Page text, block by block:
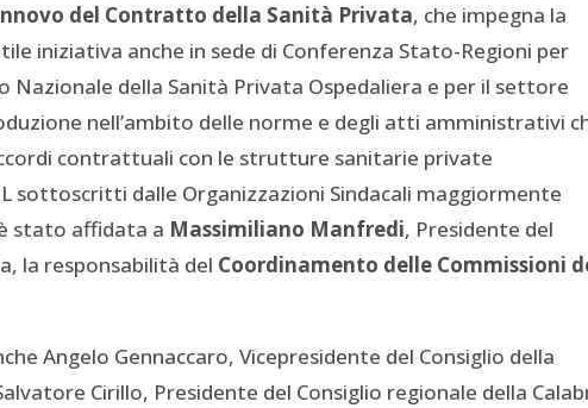
del Contratto della Sanità Privata, che impegna la
iniziativa anche in sede di Conferenza Stato-Regioni per
della Sanità Privata Ospedaliera e per il settore
nell’ambito delle norme e degli atti amministrativi
contrattuali con le strutture sanitarie private
sottoscritti dalle Organizzazioni Sindacali maggiormente
stato affidata a Massimiliano Manfredi, Presidente del
la responsabilità del Coordinamento delle Commissioni
Angelo Gennaccaro, Vicepresidente del Consiglio della
Cirillo, Presidente del Consiglio regionale della